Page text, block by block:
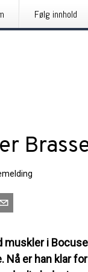
Følg innhold
i
er han klar